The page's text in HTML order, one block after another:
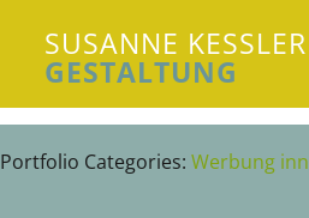
SUSANNE KESSLER
GESTALTUNG
Susanne Kessler
Portfolio Categories: Werbung